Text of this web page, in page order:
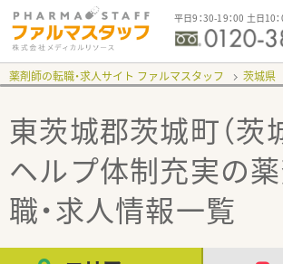
平日9：30-19：00 土日10
薬剤師の転職・求人サイト ファルマスタッフ 茨城県
東茨城郡茨城町（茨
ヘルプ体制充実の
職・求人情報一覧